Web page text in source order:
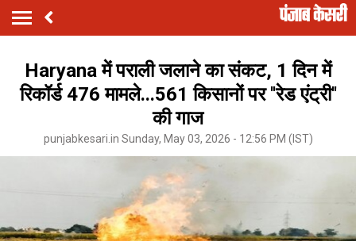
Haryana में पराली जलाने का संकट, 1 दिन में
रिकॉर्ड 476 मामले...561 किसानों पर ''रेड एंट्री''
की गाज
punjabkesari.in Sunday, May 03, 2026 - 12:56 PM (IST)